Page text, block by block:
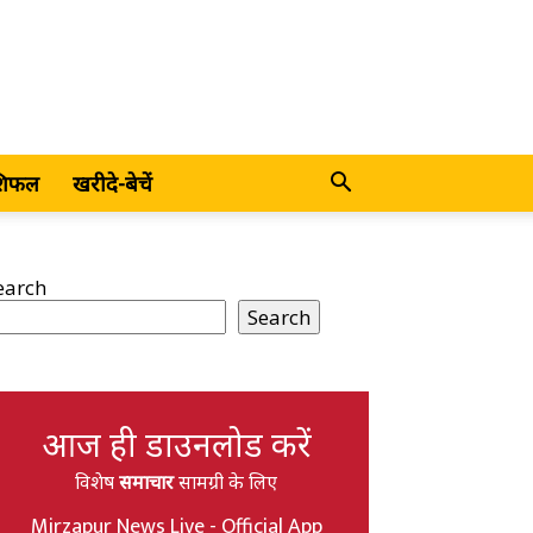
खरीदे-बेचें
Search
आज ही डाउनलोड करें
विशेषसमाचारसामग्री के लिए